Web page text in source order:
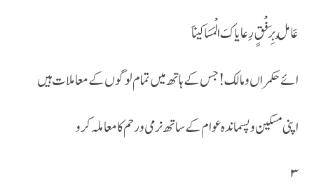
عَامِلْ بِرَفْقٍ رِعایاکَ الْمَسَاکیناَ
ائے حکمراں و مالک ! جس کے ہاتھ میں تمام لوگوں کے معاملات ہیں
اپنی مسکین و پسماندہ عوام کے ساتھ نرمی و رحم کا معاملہ کرو
۳